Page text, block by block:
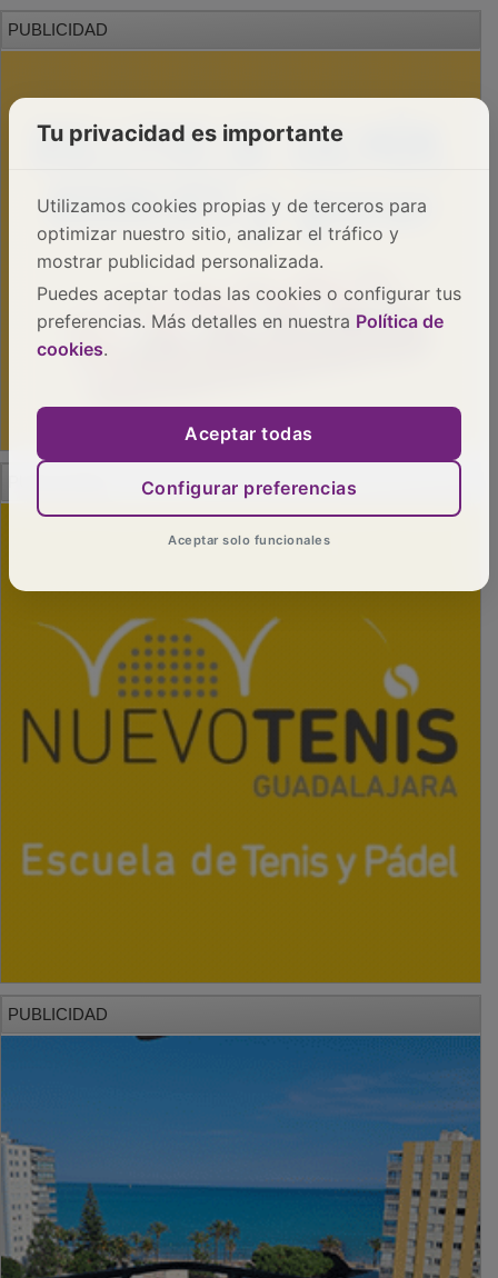
PUBLICIDAD
PUBLICIDAD
Tu privacidad es importante
Utilizamos cookies propias y de terceros para
optimizar nuestro sitio, analizar el tráfico y
mostrar publicidad personalizada.
Puedes aceptar todas las cookies o configurar tus
preferencias. Más detalles en nuestra Política de
cookies.
Aceptar todas
Configurar preferencias
Aceptar solo funcionales